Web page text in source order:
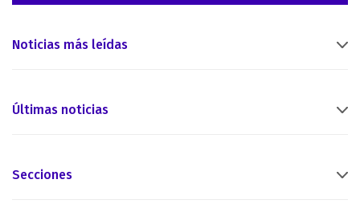
Noticias más leídas
Últimas noticias
Secciones